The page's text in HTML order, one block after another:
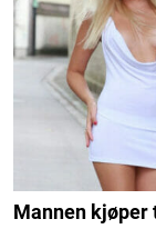
Mannen kjøper